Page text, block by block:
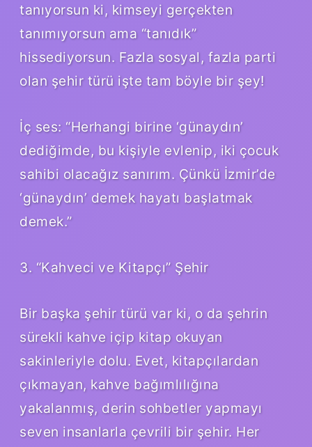
tanıyorsun ki, kimseyi gerçekten
tanımıyorsun ama “tanıdık”
hissediyorsun. Fazla sosyal, fazla parti
olan şehir türü işte tam böyle bir şey!
İç ses: “Herhangi birine ‘günaydın’
dediğimde, bu kişiyle evlenip, iki çocuk
sahibi olacağız sanırım. Çünkü İzmir’de
‘günaydın’ demek hayatı başlatmak
demek.”
3. “Kahveci ve Kitapçı” Şehir
Bir başka şehir türü var ki, o da şehrin
sürekli kahve içip kitap okuyan
sakinleriyle dolu. Evet, kitapçılardan
çıkmayan, kahve bağımlılığına
yakalanmış, derin sohbetler yapmayı
seven insanlarla çevrili bir şehir. Her